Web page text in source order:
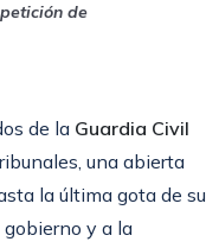
de
de la Guardia Civil
una abierta
la última gota de su
y a la